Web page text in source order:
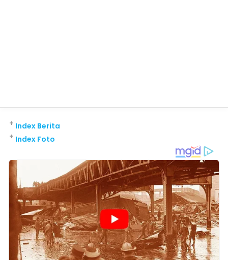
Index Berita
+
Index Foto
+